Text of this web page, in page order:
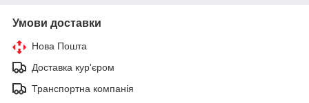
Умови доставки
Нова Пошта
Доставка кур'єром
Транспортна компанія